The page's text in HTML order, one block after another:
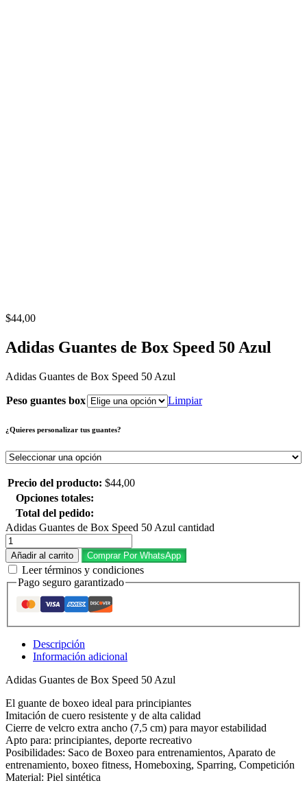
$44,00
Adidas Guantes de Box Speed 50 Azul
Adidas Guantes de Box Speed 50 Azul
Peso guantes box Limpiar
¿Quieres personalizar tus guantes?
Precio del producto: $44,00
Opciones totales:
Total del pedido:
Adidas Guantes de Box Speed 50 Azul cantidad
Añadir al carrito Comprar Por WhatsApp
Leer términos y condiciones
Pago seguro garantizado
Descripción
Información adicional
Adidas Guantes de Box Speed 50 Azul
El guante de boxeo ideal para principiantes
Imitación de cuero resistente y de alta calidad
Cierre de velcro extra ancho (7,5 cm) para mayor estabilidad
Apto para: principiantes, deporte recreativo
Posibilidades: Saco de Boxeo para entrenamientos, Aparato de
entrenamiento, boxeo fitness, Homeboxing, Sparring, Competición
Material: Piel sintética